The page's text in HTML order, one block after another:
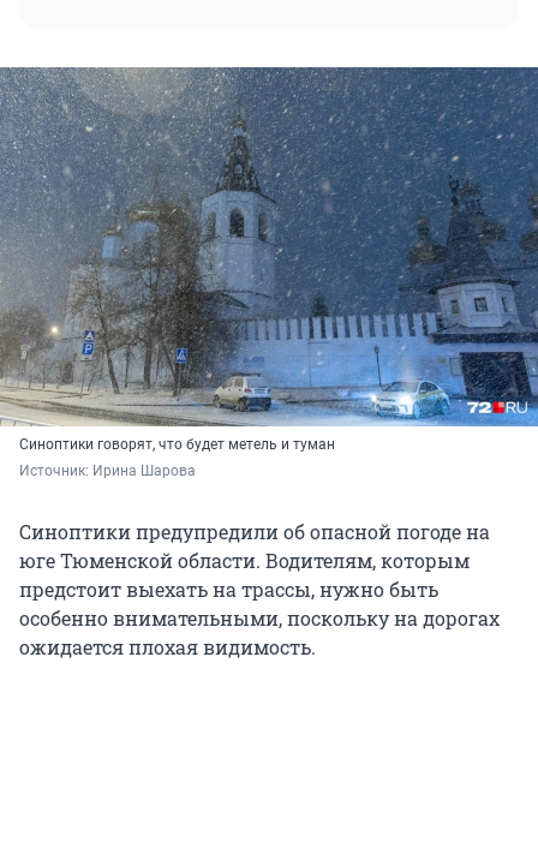
Синоптики говорят, что будет метель и туман
Источник: Ирина Шарова
Синоптики предупредили об опасной погоде на
юге Тюменской области. Водителям, которым
предстоит выехать на трассы, нужно быть
особенно внимательными, поскольку на дорогах
ожидается плохая видимость.